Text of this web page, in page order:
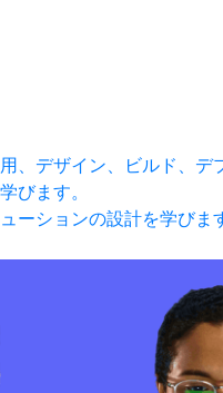
、デザイン、ビルド、デ
びます。
ーションの設計を学びま